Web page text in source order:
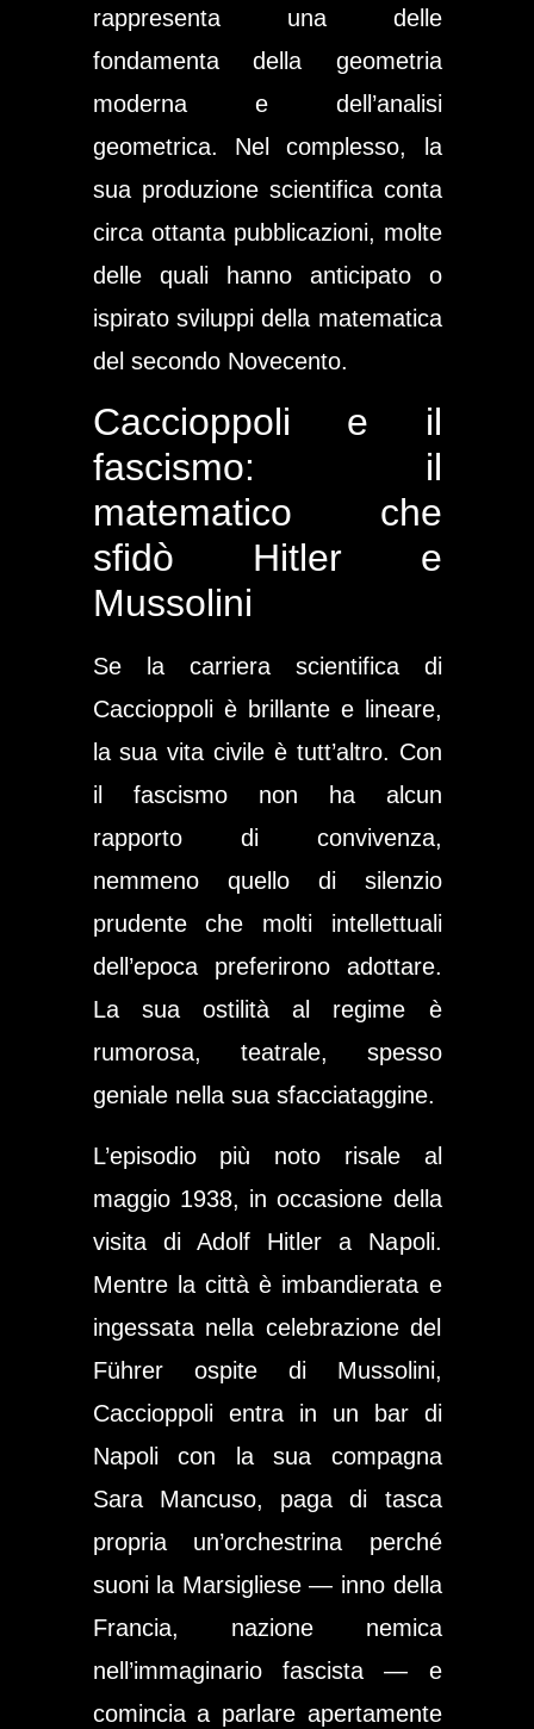
rappresenta una delle
fondamenta della geometria
moderna e dell’analisi
geometrica. Nel complesso, la
sua produzione scientifica conta
circa ottanta pubblicazioni, molte
delle quali hanno anticipato o
ispirato sviluppi della matematica
del secondo Novecento.
Caccioppoli e il
fascismo: il
matematico che
sfidò Hitler e
Mussolini
Se la carriera scientifica di
Caccioppoli è brillante e lineare,
la sua vita civile è tutt’altro. Con
il fascismo non ha alcun
rapporto di convivenza,
nemmeno quello di silenzio
prudente che molti intellettuali
dell’epoca preferirono adottare.
La sua ostilità al regime è
rumorosa, teatrale, spesso
geniale nella sua sfacciataggine.
L’episodio più noto risale al
maggio 1938, in occasione della
visita di Adolf Hitler a Napoli.
Mentre la città è imbandierata e
ingessata nella celebrazione del
Führer ospite di Mussolini,
Caccioppoli entra in un bar di
Napoli con la sua compagna
Sara Mancuso, paga di tasca
propria un’orchestrina perché
suoni la Marsigliese — inno della
Francia, nazione nemica
nell’immaginario fascista — e
comincia a parlare apertamente